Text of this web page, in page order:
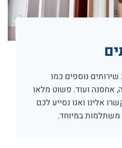
נוספים כמו
אחסנה ועוד. פשוט מלאו
אלינו ואנו נסייע לכם
משתלמות במיוחד.